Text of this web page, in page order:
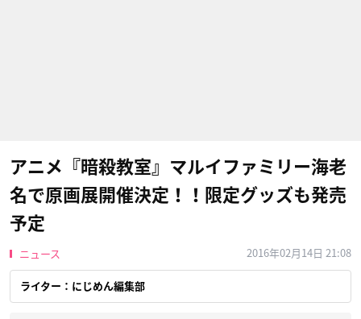
アニメ『暗殺教室』マルイファミリー海老
名で原画展開催決定！！限定グッズも発売
予定
ニュース 2016年02月14日 21:08
ライター：にじめん編集部